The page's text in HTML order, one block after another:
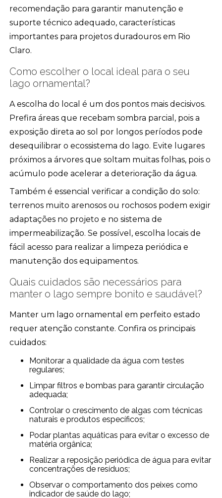
recomendação para garantir manutenção e
suporte técnico adequado, características
importantes para projetos duradouros em Rio
Claro.
Como escolher o local ideal para o seu
lago ornamental?
A escolha do local é um dos pontos mais decisivos.
Prefira áreas que recebam sombra parcial, pois a
exposição direta ao sol por longos períodos pode
desequilibrar o ecossistema do lago. Evite lugares
próximos a árvores que soltam muitas folhas, pois o
acúmulo pode acelerar a deterioração da água.
Também é essencial verificar a condição do solo:
terrenos muito arenosos ou rochosos podem exigir
adaptações no projeto e no sistema de
impermeabilização. Se possível, escolha locais de
fácil acesso para realizar a limpeza periódica e
manutenção dos equipamentos.
Quais cuidados são necessários para
manter o lago sempre bonito e saudável?
Manter um lago ornamental em perfeito estado
requer atenção constante. Confira os principais
cuidados:
Monitorar a qualidade da água com testes
regulares;
Limpar filtros e bombas para garantir circulação
adequada;
Controlar o crescimento de algas com técnicas
naturais e produtos específicos;
Podar plantas aquáticas para evitar o excesso de
matéria orgânica;
Realizar a reposição periódica de água para evitar
concentrações de resíduos;
Observar o comportamento dos peixes como
indicador de saúde do lago;